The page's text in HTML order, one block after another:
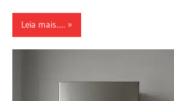
Leia mais.....